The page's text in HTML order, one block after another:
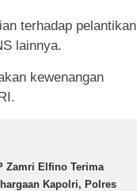
terhadap pelantikan
lainnya.
kewenangan
Zamri Elfino Terima
Kapolri, Polres